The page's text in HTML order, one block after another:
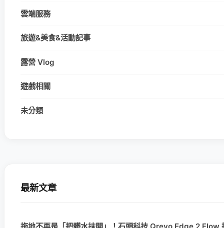
雲端服務
旅遊&美食&活動記事
露營 Vlog
遊戲相關
未分類
最新文章